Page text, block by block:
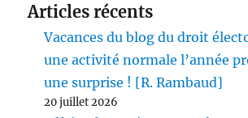
Articles récents
Vacances du blog du droit
une activité normale l’année
une surprise ! [R. Rambaud]
20 juillet 2026